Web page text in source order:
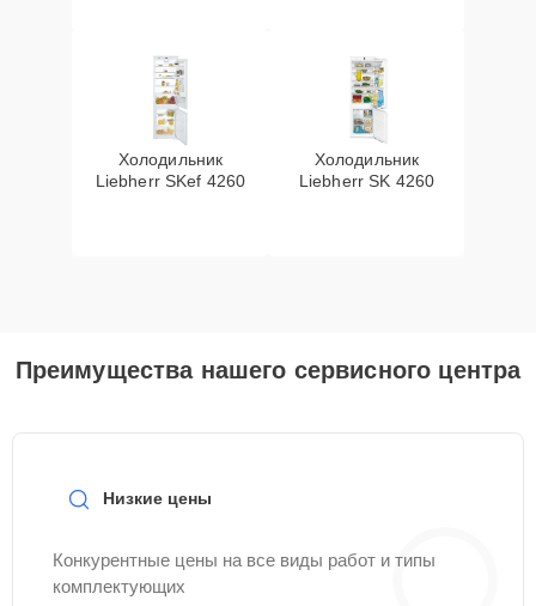
Холодильник
Liebherr SKef 4260
Холодильник
Liebherr SK 4260
Преимущества нашего сервисного центра
Низкие цены
Конкурентные цены на все виды работ и типы
комплектующих